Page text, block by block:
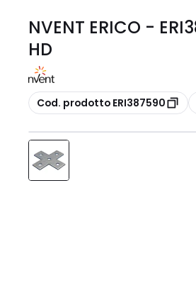
NVENT ERICO -
HD
copia
Cod. prodotto ERI387590